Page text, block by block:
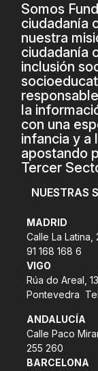
Somos
ciudadanía
nuestra
ciudadanía
inclusión
la
con una
infancia y a
apostando
Tercer
NUESTRAS
MADRID
Calle La
91 168 168 6
VIGO
Rúa do Areal,
Pontevedra
ANDALUCÍA
Calle Paco
255 260
BARCELONA